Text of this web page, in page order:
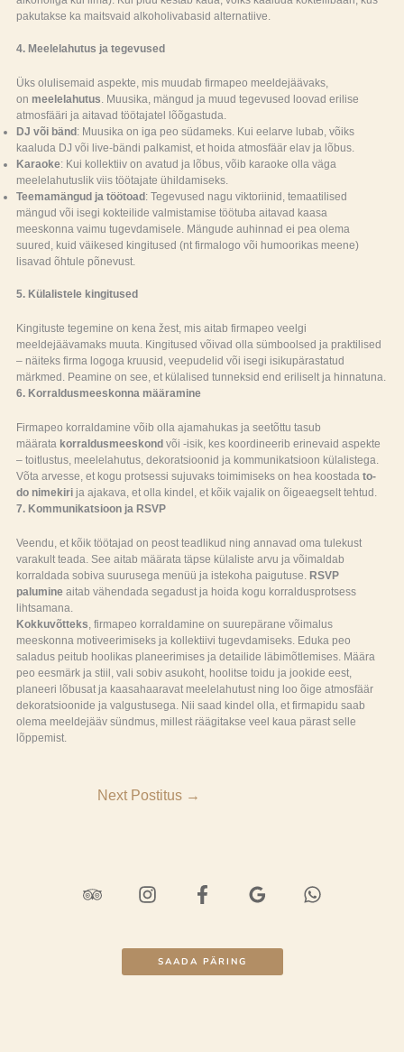
pakutakse ka maitsvaid alkoholivabasid alternatiive.
4. Meelelahutus ja tegevused
Üks olulisemaid aspekte, mis muudab firmapeo meeldejäävaks,
on meelelahutus. Muusika, mängud ja muud tegevused loovad erilise
atmosfääri ja aitavad töötajatel lõõgastuda.
DJ või bänd: Muusika on iga peo südameks. Kui eelarve lubab, võiks
kaaluda DJ või live-bändi palkamist, et hoida atmosfäär elav ja lõbus.
Karaoke: Kui kollektiiv on avatud ja lõbus, võib karaoke olla väga
meelelahutuslik viis töötajate ühildamiseks.
Teemamängud ja töötoad: Tegevused nagu viktoriinid, temaatilised
mängud või isegi kokteilide valmistamise töötuba aitavad kaasa
meeskonna vaimu tugevdamisele. Mängude auhinnad ei pea olema
suured, kuid väikesed kingitused (nt firmalogo või humoorikas meene)
lisavad õhtule põnevust.
5. Külalistele kingitused
Kingituste tegemine on kena žest, mis aitab firmapeo veelgi
meeldejäävamaks muuta. Kingitused võivad olla sümboolsed ja praktilised
– näiteks firma logoga kruusid, veepudelid või isegi isikupärastatud
märkmed. Peamine on see, et külalised tunneksid end eriliselt ja hinnatuna.
6. Korraldusmeeskonna määramine
Firmapeo korraldamine võib olla ajamahukas ja seetõttu tasub
määrata korraldusmeeskond või -isik, kes koordineerib erinevaid aspekte
– toitlustus, meelelahutus, dekoratsioonid ja kommunikatsioon külalistega.
Võta arvesse, et kogu protsessi sujuvaks toimimiseks on hea koostadato-
do nimekiri ja ajakava, et olla kindel, et kõik vajalik on õigeaegselt tehtud.
7. Kommunikatsioon ja RSVP
Veendu, et kõik töötajad on peost teadlikud ning annavad oma tulekust
varakult teada. See aitab määrata täpse külaliste arvu ja võimaldab
korraldada sobiva suurusega menüü ja istekoha paigutuse.RSVP
palumine aitab vähendada segadust ja hoida kogu korraldusprotsess
lihtsamana.
Kokkuvõtteks, firmapeo korraldamine on suurepärane võimalus
meeskonna motiveerimiseks ja kollektiivi tugevdamiseks. Eduka peo
saladus peitub hoolikas planeerimises ja detailide läbimõtlemises. Määra
peo eesmärk ja stiil, vali sobiv asukoht, hoolitse toidu ja jookide eest,
planeeri lõbusat ja kaasahaaravat meelelahutust ning loo õige atmosfäär
dekoratsioonide ja valgustusega. Nii saad kindel olla, et firmapidu saab
olema meeldejääv sündmus, millest räägitakse veel kaua pärast selle
lõppemist.
Next Postitus →
SAADA PÄRING